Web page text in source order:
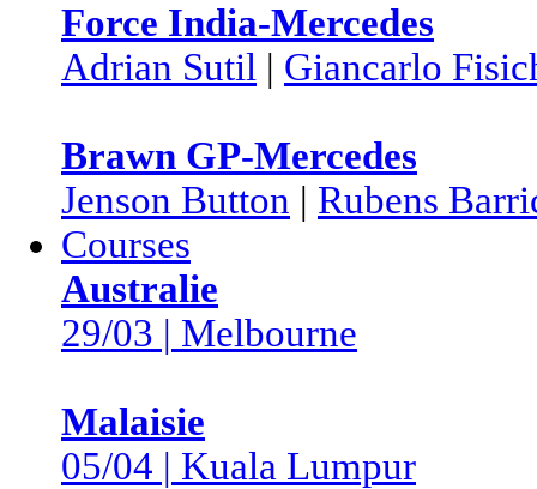
Force India-Mercedes
Adrian Sutil | Giancarlo
Brawn GP-Mercedes
Jenson Button | Rubens
Courses
Australie
29/03 | Melbourne
Malaisie
05/04 | Kuala Lumpur